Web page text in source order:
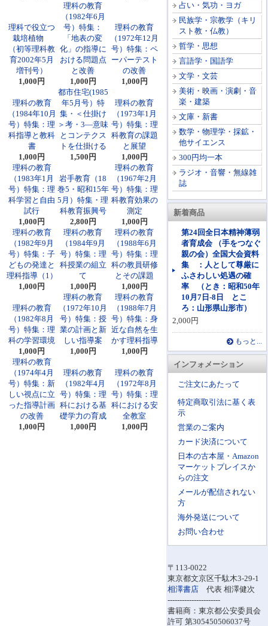
占い・気功・ヨガ
民族学・宗教学（キリ
スト教・仏教）
哲学・思想
言語学・国語学
文学・文芸
美術・映画・演劇・音
楽・建築
文庫・新書
数学・物理学・採鉱・
他サイエンス
300円均一本
ラジオ・音響・無線雑
誌
新着商品
第24回全日本精神薄弱
者育成会 （手をつなぐ
親の会）全国大会資料
集 ：人として尊厳に
ふさわしい処遇の確
率 （とき：昭和50年
10月7日-8日 とこ
ろ：山形県山形市）
2,000円
もっと...
インフォメーション
ご注文にあたって
特定商取引法に基く表
示
営業のご案内
カード決済について
日本の古本屋・Amazon
マーケットプレイスか
らの注文
メールが配信されない
方
海外発送について
お問い合わせ
〒113-0022
東京都文京区千駄木3-29-1
相澤書店 代表 相澤健次
----------------------
書籍商：東京都公安委員会
許可 第305450506037号
理科で役立つ
栽培植物
（初等理科教
育2002年5月
増刊号）
1,000円
理科の教育
（1982年6月
号）特集：
「地表の変
化」の指導に
おける問題点
と改善
1,000円
理科の教育
（1972年12月
号）特集：ペ
ーパーテスト
の改善
1,000円
理科の教育
（1984年10月
号）特集：理
科指導と教科
書
1,000円
都市住宅(1985
年5月号）特
集・＜仕掛け
＞考・3―意味
とコンテクス
トを仕掛ける
1,500円
理科の教育
（1973年1月
号）特集：理
科教育の課題
と展望
1,000円
理科の教育
（1983年1月
号）特集：理
科学習と自由
試行
1,000円
岩手教育（18
巻5・昭和15年
5月）特集・理
科教育振興号
2,800円
理科の教育
（1967年2月
号）特集：理
科教育効果の
測定
1,000円
理科の教育
（1982年9月
号）特集：子
どもの発達と
理科指導（1）
1,000円
理科の教育
（1984年9月
号）特集：理
科授業の組立
て
1,000円
理科の教育
（1988年6月
号）特集：理
科の教員研修
とその課題
1,000円
理科の教育
（1982年8月
号）特集：理
科の学習環境
1,000円
理科の教育
（1972年10月
号）特集：授
業の計画と新
しい指導案
1,000円
理科の教育
（1988年7月
号）特集：身
近な自然を生
かす理科指導
1,000円
理科の教育
（1974年4月
号）特集：新
しい視点に立
った指導計画
の改善
1,000円
理科の教育
（1982年4月
号）特集：理
科における基
礎学力の育成
1,000円
理科の教育
（1972年8月
号）特集：理
科における安
全教室
1,000円